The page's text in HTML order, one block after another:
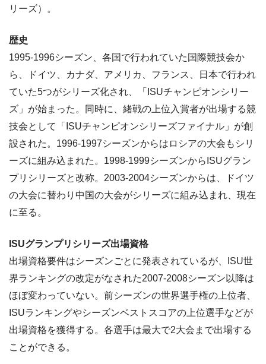
リーズ）。
歴史
1995-1996シーズン、各国で行われていた国際競技会か
ら、ドイツ、カナダ、アメリカ、フランス、日本で行われ
ていた5つがシリーズ化され、「ISUチャンピオンシリー
ズ」が始まった。同時に、緒戦の上位入賞者が出場する競
技会として「ISUチャンピオンシリーズファイナル」が創
設された。1996-1997シーズンからはロシアの大会もシリ
ーズに組み込まれた。1998-1999シーズンからISUグラン
プリシリーズと改称。2003-2004シーズンからは、ドイツ
の大会に替わり中国の大会がシリーズに組み込まれ、現在
に至る。
ISUグランプリシリーズ出場資格
出場資格要件はシーズンごとに発表されているが、ISU世
界ランキングの改定がなされた2007-2008シーズン以降は
ほぼ変わっていない。前シーズンの世界選手権の上位者、
ISUランキングやシーズンベストスコアの上位選手などが
出場資格を獲得する。各選手は最大で2大会まで出場する
ことができる。